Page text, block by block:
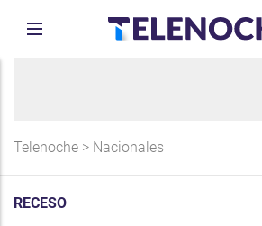
Telenoche > Nacionales
RECESO